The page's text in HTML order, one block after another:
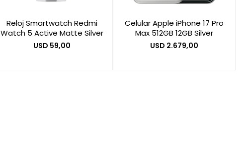
Reloj Smartwatch Redmi
Watch 5 Active Matte Silver
USD 59,00
Celular Apple iPhone 17 Pro
Max 512GB 12GB Silver
USD 2.679,00